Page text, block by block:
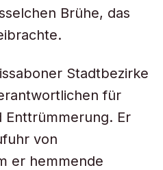
Brühe, das
Stadtbezirke
für
Enttrümmerung. Er
von
er hemmende